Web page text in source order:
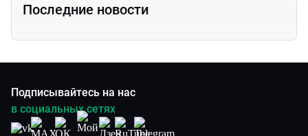
Последние новости
Подписывайтесь на нас
в социальных сетях